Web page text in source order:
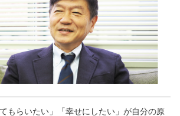
もらいたい」「幸せにしたい」が自分の原